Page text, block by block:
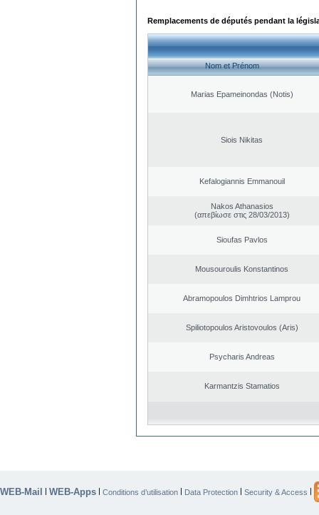
Remplacements de députés pendant la
Nom et Prénom
Marias Epameinondas (Notis)
Siois Nikitas
Kefalogiannis Emmanouil
Nakos Athanasios
(απεβίωσε στις 28/03/2013)
Sioufas Pavlos
Mousouroulis Konstantinos
Abramopoulos Dimhtrios Lamprou
Spiliotopoulos Aristovoulos (Aris)
Psycharis Andreas
Karmantzis Stamatios
WEB-Mail | WEB-Apps | Conditions d’utilisation | Data Protection | Security & Access |